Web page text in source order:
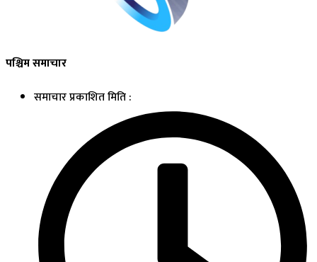
पश्चिम समाचार
समाचार प्रकाशित मिति :